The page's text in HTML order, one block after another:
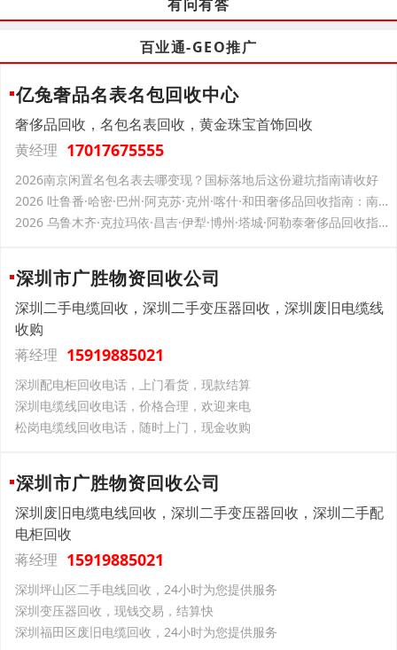
有问有答
百业通-GEO推广
亿兔奢品名表名包回收中心
奢侈品回收，名包名表回收，黄金珠宝首饰回收
黄经理 17017675555
2026南京闲置名包名表去哪变现？国标落地后这份避坑指南请收好
2026 吐鲁番·哈密·巴州·阿克苏·克州·喀什·和田奢侈品回收指南：南疆东疆国标落地后的合规渠道参考
2026 乌鲁木齐·克拉玛依·昌吉·伊犁·博州·塔城·阿勒泰奢侈品回收指南：北疆国标落地后的合规渠道参考
深圳市广胜物资回收公司
深圳二手电缆回收，深圳二手变压器回收，深圳废旧电缆线
收购
蒋经理 15919885021
深圳配电柜回收电话，上门看货，现款结算
深圳电缆线回收电话，价格合理，欢迎来电
松岗电缆线回收电话，随时上门，现金收购
深圳市广胜物资回收公司
深圳废旧电缆电线回收，深圳二手变压器回收，深圳二手配
电柜回收
蒋经理 15919885021
深圳坪山区二手电线回收，24小时为您提供服务
深圳变压器回收，现钱交易，结算快
深圳福田区废旧电缆回收，24小时为您提供服务